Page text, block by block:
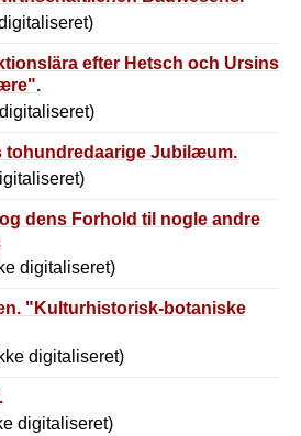
efter Hetsch och Ursins
tohundredaarige Jubilæum.
dens Forhold til nogle andre
digitaliseret)
"Kulturhistorisk-botaniske
digitaliseret)
digitaliseret)